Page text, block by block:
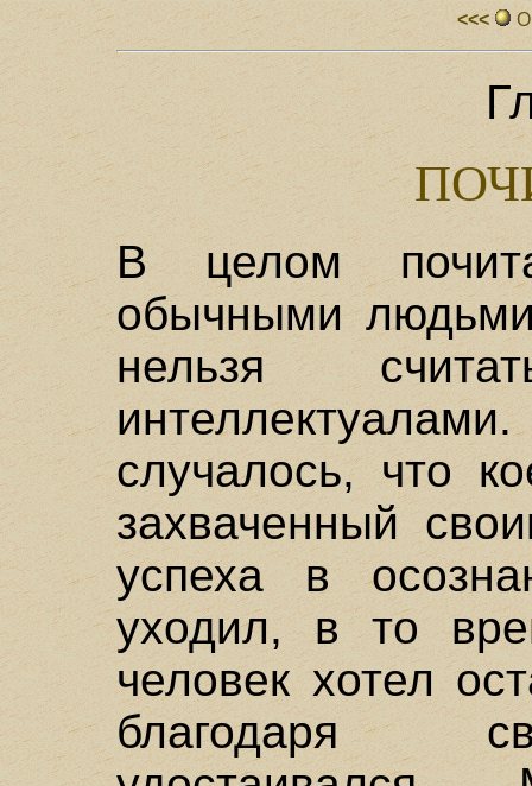
<<<
В целом
обычными
нельзя
случалось, что
захваченный
успеха в
уходил, в то
человек хотел
благодаря